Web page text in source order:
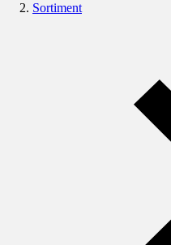
Sortiment